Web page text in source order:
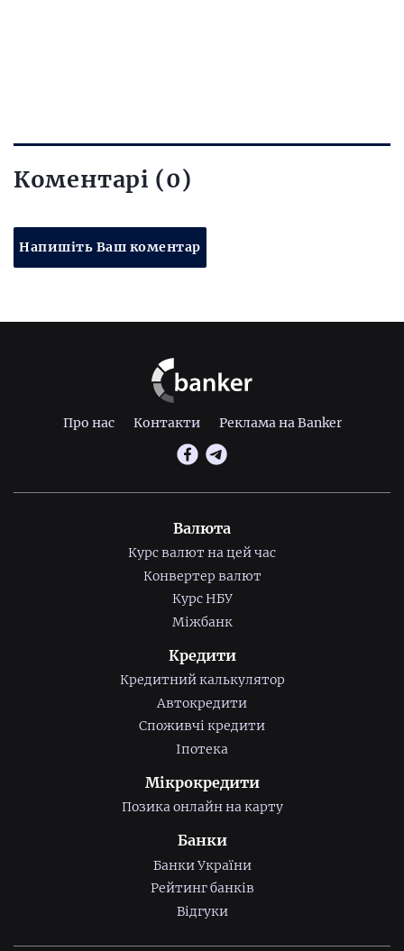
Коментарі (0)
Напишіть Ваш коментар
Про нас Контакти Реклама на Banker
Валюта
Курс валют на цей час
Конвертер валют
Курс НБУ
Міжбанк
Кредити
Кредитний калькулятор
Автокредити
Споживчі кредити
Іпотека
Мікрокредити
Позика онлайн на карту
Банки
Банки України
Рейтинг банків
Відгуки